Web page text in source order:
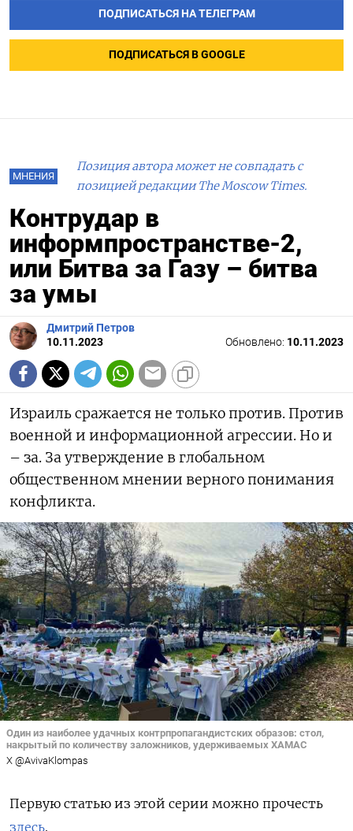
ПОДПИСАТЬСЯ НА ТЕЛЕГРАМ
ПОДПИСАТЬСЯ В GOOGLE
МНЕНИЯ
Позиция автора может не совпадать с
позицией редакции The Moscow Times.
Контрудар в
информпространстве-2,
или Битва за Газу – битва
за умы
Дмитрий Петров
10.11.2023
Обновлено: 10.11.2023
Израиль сражается не только против. Против
военной и информационной агрессии. Но и
– за. За утверждение в глобальном
общественном мнении верного понимания
конфликта.
Один из наиболее удачных контрпропагандистских образов: стол,
накрытый по количеству заложников, удерживаемых ХАМАС
X @AvivaKlompas
Первую статью из этой серии можно прочесть
здесь.